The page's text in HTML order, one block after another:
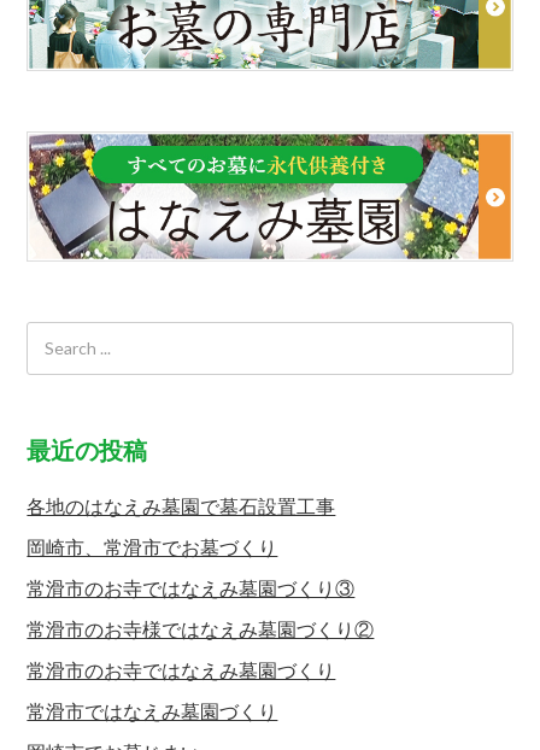
最近の投稿
各地のはなえみ墓園で墓石設置工事
岡崎市、常滑市でお墓づくり
常滑市のお寺ではなえみ墓園づくり③
常滑市のお寺様ではなえみ墓園づくり②
常滑市のお寺ではなえみ墓園づくり
常滑市ではなえみ墓園づくり